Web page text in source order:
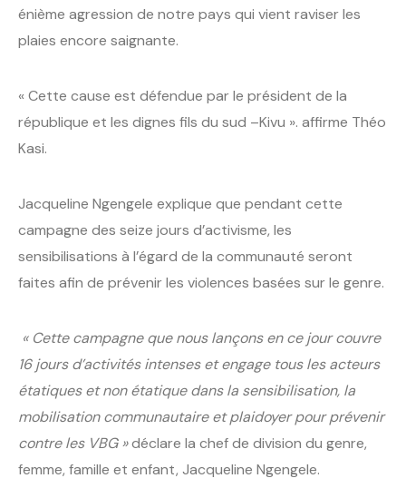
énième agression de notre pays qui vient raviser les
plaies encore saignante.
« Cette cause est défendue par le président de la
république et les dignes fils du sud –Kivu ». affirme Théo
Kasi.
Jacqueline Ngengele explique que pendant cette
campagne des seize jours d’activisme, les
sensibilisations à l’égard de la communauté seront
faites afin de prévenir les violences basées sur le genre.
« Cette campagne que nous lançons en ce jour couvre
16 jours d’activités intenses et engage tous les acteurs
étatiques et non étatique dans la sensibilisation, la
mobilisation communautaire et plaidoyer pour prévenir
contre les VBG »déclare la chef de division du genre,
femme, famille et enfant, Jacqueline Ngengele.